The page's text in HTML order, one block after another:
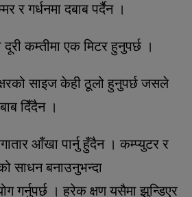
र गर्धनमा दबाब पर्दैन ।
कम्तीमा एक मिटर हुनुपर्छ ।
साइज केही ठूलो हुनुपर्छ जसले
दिँदैन ।
आँखा पार्नु हुँदैन । कम्प्युटर र
साधन बनाउनुभन्दा
गर्नुपर्छ । हरेक क्षण यसैमा झुन्डिएर